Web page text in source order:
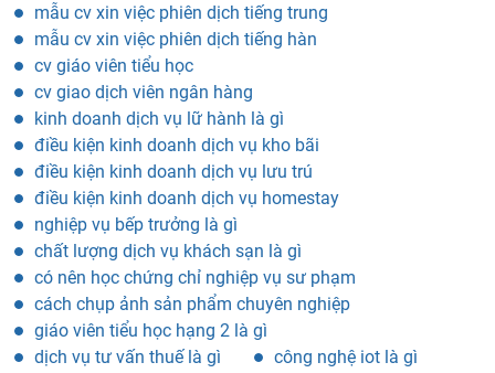
mẫu cv xin việc phiên dịch tiếng hàn
cv giáo viên tiểu học
cv giao dịch viên ngân hàng
kinh doanh dịch vụ lữ hành là gì
điều kiện kinh doanh dịch vụ kho bãi
điều kiện kinh doanh dịch vụ lưu trú
điều kiện kinh doanh dịch vụ homestay
nghiệp vụ bếp trưởng là gì
chất lượng dịch vụ khách sạn là gì
có nên học chứng chỉ nghiệp vụ sư phạm
cách chụp ảnh sản phẩm chuyên nghiệp
giáo viên tiểu học hạng 2 là gì
dịch vụ tư vấn thuế là gì
tư vấn hướng nghiệp là gì